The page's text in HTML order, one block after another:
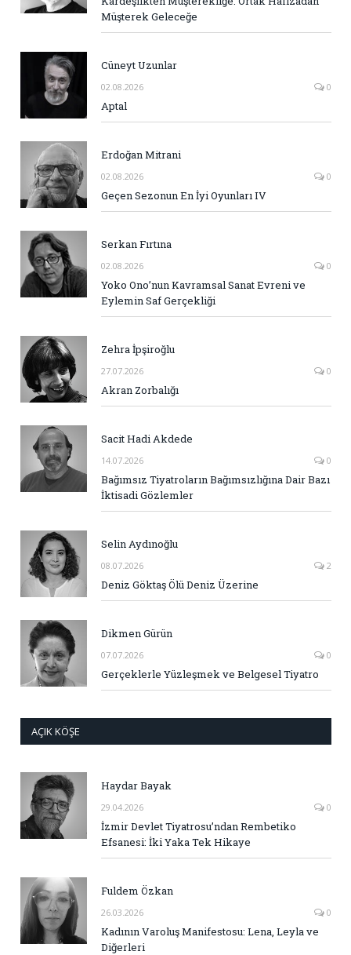
Müşterek Geleceğe
Cüneyt Uzunlar
02.08.2026 0
Aptal
Erdoğan Mitrani
02.08.2026 0
Geçen Sezonun En İyi Oyunları IV
Serkan Fırtına
02.08.2026 0
Yoko Ono’nun Kavramsal Sanat Evreni ve
Eylemin Saf Gerçekliği
Zehra İpşiroğlu
27.07.2026 0
Akran Zorbalığı
Sacit Hadi Akdede
14.07.2026 0
Bağımsız Tiyatroların Bağımsızlığına Dair Bazı
İktisadi Gözlemler
Selin Aydınoğlu
08.07.2026 2
Deniz Göktaş Ölü Deniz Üzerine
Dikmen Gürün
07.07.2026 0
Gerçeklerle Yüzleşmek ve Belgesel Tiyatro
AÇIK KÖŞE
Haydar Bayak
29.04.2026 0
İzmir Devlet Tiyatrosu’ndan Rembetiko
Efsanesi: İki Yaka Tek Hikaye
Fuldem Özkan
26.03.2026 0
Kadının Varoluş Manifestosu: Lena, Leyla ve
Diğerleri